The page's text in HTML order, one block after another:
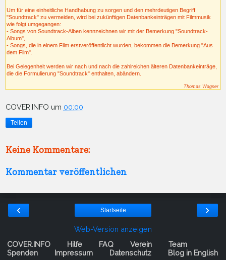
Um für eine einheitliche Handhabung zu sorgen und den mehrdeutigen Begriff
"Soundtrack" zu vermeiden, wird bei zukünftigen Datenbankeinträgen mit Filmmusik
wie folgt umgegangen:
- Songs von Soundtrack-Alben kennzeichnen wir mit der Bemerkung "Soundtrack-
Album",
- Songs, die in einem Film erstveröffentlicht wurden, bekommen die Bemerkung "Aus
dem Film".
Bei Gelegenheit werden wir nach und nach die zahlreichen älteren Datenbankeinträge,
die die Formulierung "Soundtrack" enthalten, abändern.
Thomas Wagner
COVER.INFO um 00:00
Teilen
Keine Kommentare:
Kommentar veröffentlichen
‹ ›
Startseite
Web-Version anzeigen
COVER.INFO
Hilfe FAQ Verein
Team
Spenden
Impressum Datenschutz Blog in English